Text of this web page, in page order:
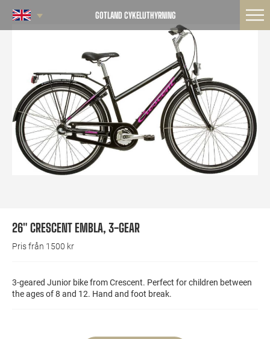
GOTLAND CYKELUTHYRNING
26″ CRESCENT EMBLA, 3-GEAR
Pris från 1500 kr
3-geared Junior bike from Crescent. Perfect for children between
the ages of 8 and 12. Hand and foot break.